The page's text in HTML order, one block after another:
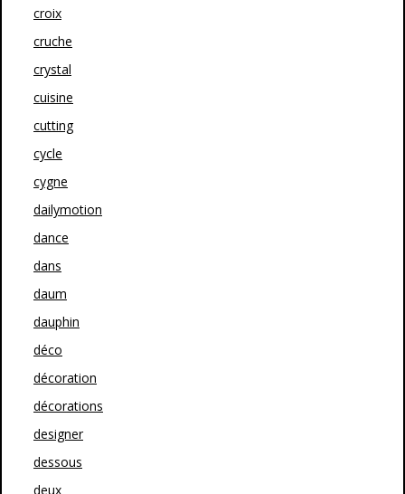
croix
cruche
crystal
cuisine
cutting
cycle
cygne
dailymotion
dance
dans
daum
dauphin
déco
décoration
décorations
designer
dessous
deux